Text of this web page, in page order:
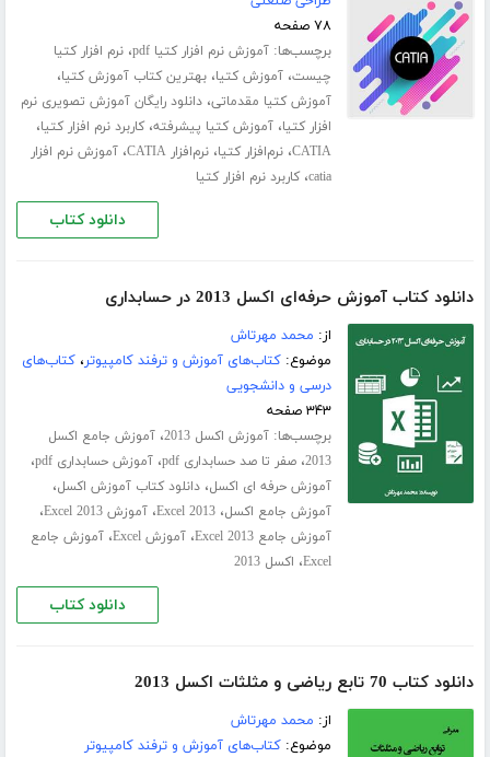
۷۸ صفحه
برچسب‌ها:آموزش نرم افزار کتیا pdf ،نرم افزار کتیا
چیست،آموزش کتیا،بهترین کتاب آموزش کتیا،
آموزش کتیا مقدماتی،دانلود رایگان آموزش تصویری نرم
افزار کتیا،آموزش کتیا پیشرفته،کاربرد نرم افزار کتیا،
CATIA،نرم‌افزار کتیا،نرم‌افزار CATIA ،آموزش نرم افزار
catia،کاربرد نرم افزار کتیا
دانلود کتاب
دانلود کتاب آموزش حرفه‌ای اکسل 2013 در حسابداری
از: محمد مهرتاش
موضوع:کتاب‌های آموزش و ترفند کامپیوتر،کتاب‌های
درسی و دانشجویی
۳۴۳ صفحه
برچسب‌ها:آموزش اکسل 2013 ،آموزش جامع اکسل
2013،صفر تا صد حسابداری pdf ،آموزش حسابداری pdf ،
آموزش حرفه ای اکسل،دانلود کتاب آموزش اکسل،
آموزش جامع اکسل،Excel 2013،آموزش Excel 2013 ،
آموزش جامع Excel 2013 ،آموزش Excel ،آموزش جامع
Excel، اکسل 2013
دانلود کتاب
دانلود کتاب 70 تابع ریاضی و مثلثات اکسل 2013
از: محمد مهرتاش
موضوع:کتاب‌های آموزش و ترفند کامپیوتر